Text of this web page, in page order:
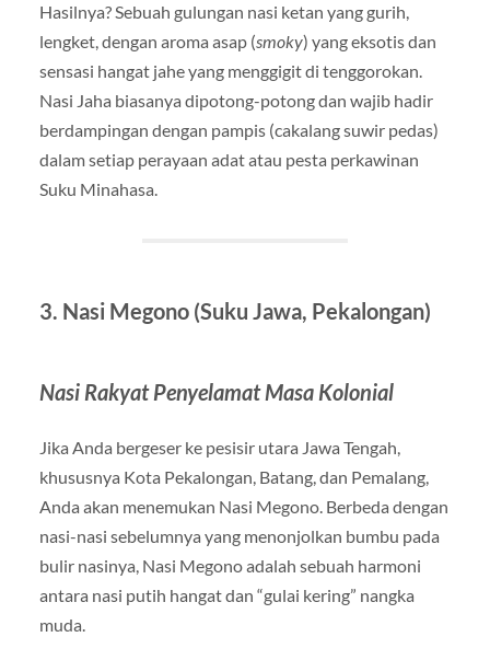
Hasilnya? Sebuah gulungan nasi ketan yang gurih,
lengket, dengan aroma asap (smoky) yang eksotis dan
sensasi hangat jahe yang menggigit di tenggorokan.
Nasi Jaha biasanya dipotong-potong dan wajib hadir
berdampingan dengan pampis (cakalang suwir pedas)
dalam setiap perayaan adat atau pesta perkawinan
Suku Minahasa.
3. Nasi Megono (Suku Jawa, Pekalongan)
Nasi Rakyat Penyelamat Masa Kolonial
Jika Anda bergeser ke pesisir utara Jawa Tengah,
khususnya Kota Pekalongan, Batang, dan Pemalang,
Anda akan menemukan Nasi Megono. Berbeda dengan
nasi-nasi sebelumnya yang menonjolkan bumbu pada
bulir nasinya, Nasi Megono adalah sebuah harmoni
antara nasi putih hangat dan “gulai kering” nangka
muda.